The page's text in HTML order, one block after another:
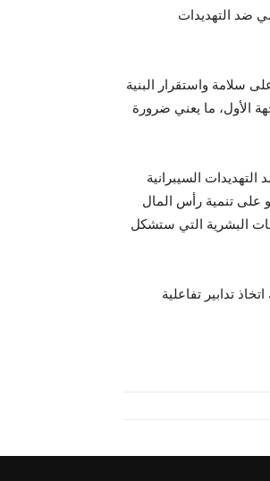
ضد التهديدات
سلامة واستقرار البنية
الأول، ما يعني ضرورة
السيبرانية
على تنمية رأس المال
البشرية التي ستشكل
تدابير تفاعلية